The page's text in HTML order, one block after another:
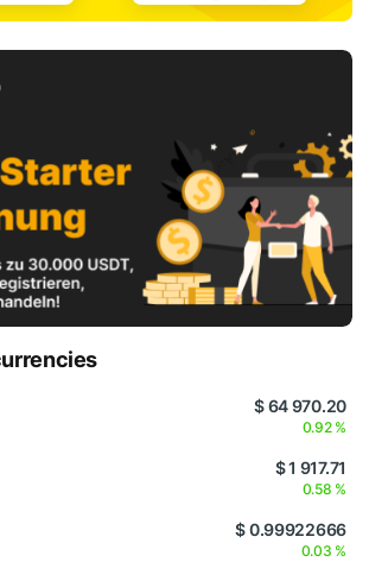
$ 64 970.20
0.92 %
$ 1 917.71
0.58 %
$ 0.99922666
0.03 %